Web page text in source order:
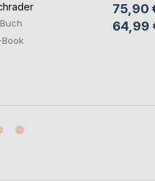
Buch
Book
75,90
64,99